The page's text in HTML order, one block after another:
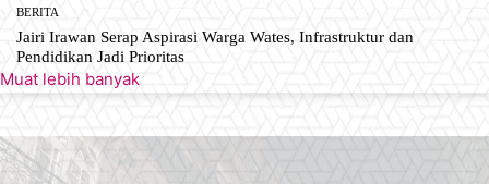
BERITA
Jairi Irawan Serap Aspirasi Warga Wates, Infrastruktur dan
Pendidikan Jadi Prioritas
Muat lebih banyak